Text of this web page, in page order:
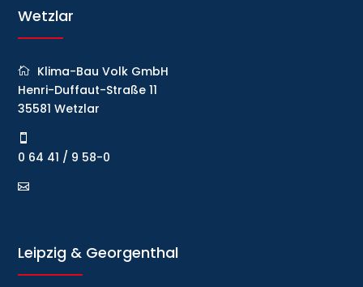
Wetzlar
Klima-Bau Volk GmbH
Henri-Duffaut-Straße 11
35581 Wetzlar
0 64 41 / 9 58-0
Leipzig & Georgenthal